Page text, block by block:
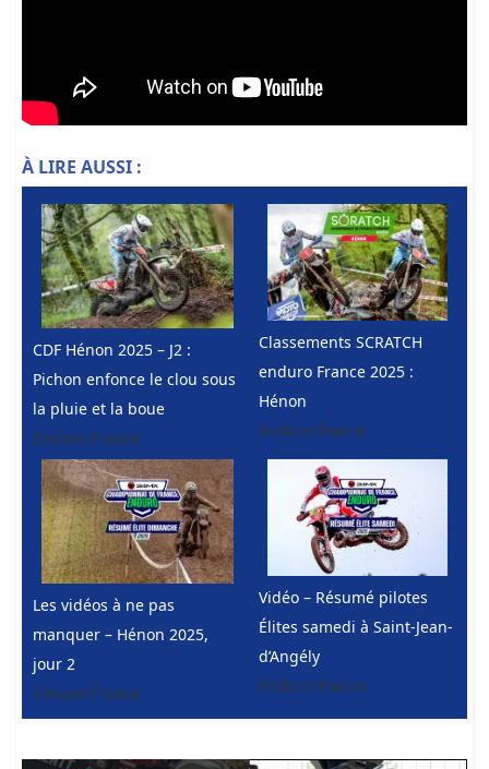
À LIRE AUSSI :
CDF Hénon 2025 – J2 :
Pichon enfonce le clou sous
la pluie et la boue
Enduro France
Les vidéos à ne pas
manquer – Hénon 2025,
jour 2
Enduro France
Classements SCRATCH
enduro France 2025 :
Hénon
Enduro France
Vidéo – Résumé pilotes
Élites samedi à Saint-Jean-
d’Angély
Enduro France